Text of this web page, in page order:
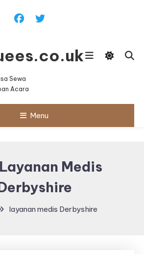
Sewa
Acara
Menu
Layanan Medis
layanan medis Derbyshire